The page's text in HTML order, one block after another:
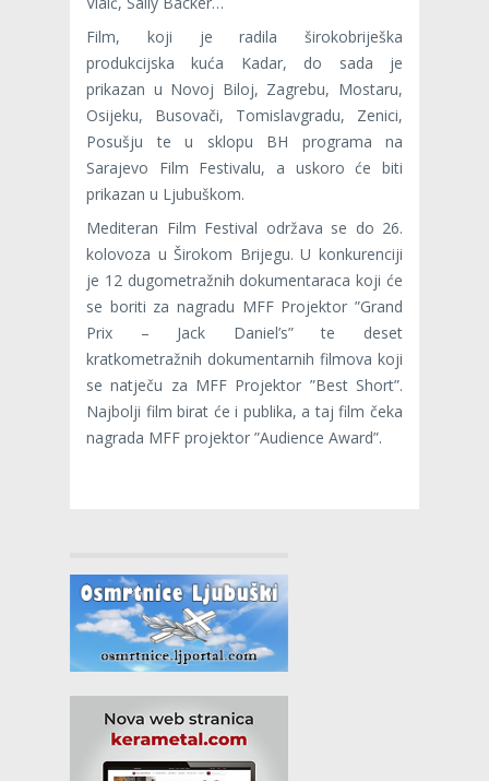
Film, koji je radila širokobriješka
produkcijska kuća Kadar, do sada je
prikazan u Novoj Biloj, Zagrebu, Mostaru,
Osijeku, Busovači, Tomislavgradu, Zenici,
Posušju te u sklopu BH programa na
Sarajevo Film Festivalu, a uskoro će biti
prikazan u Ljubuškom.
Mediteran Film Festival održava se do 26.
kolovoza u Širokom Brijegu. U konkurenciji
je 12 dugometražnih dokumentaraca koji će
se boriti za nagradu MFF Projektor ”Grand
Prix – Jack Daniel’s” te deset
kratkometražnih dokumentarnih filmova koji
se natječu za MFF Projektor ”Best Short”.
Najbolji film birat će i publika, a taj film čeka
nagrada MFF projektor ”Audience Award”.